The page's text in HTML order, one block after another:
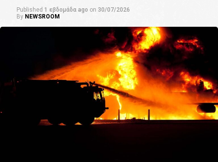
Published 1 εβδομάδα ago on 30/07/2026
By NEWSROOM